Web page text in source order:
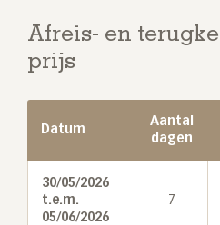
Afreis- en
prijs
Datum
Aantal
dagen
30/05/2026
t.e.m.
05/06/2026
7